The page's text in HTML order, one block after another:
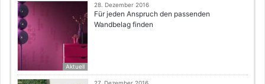
Aktuell
28. Dezember 2016
Für jeden Anspruch den passenden
Wandbelag finden